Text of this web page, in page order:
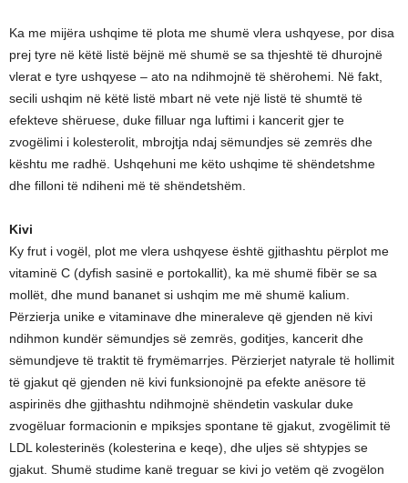
Ka me mijëra ushqime të plota me shumë vlera ushqyese, por disa
prej tyre në këtë listë bëjnë më shumë se sa thjeshtë të dhurojnë
vlerat e tyre ushqyese – ato na ndihmojnë të shërohemi. Në fakt,
secili ushqim në këtë listë mbart në vete një listë të shumtë të
efekteve shëruese, duke filluar nga luftimi i kancerit gjer te
zvogëlimi i kolesterolit, mbrojtja ndaj sëmundjes së zemrës dhe
kështu me radhë. Ushqehuni me këto ushqime të shëndetshme
dhe filloni të ndiheni më të shëndetshëm.
Kivi
Ky frut i vogël, plot me vlera ushqyese është gjithashtu përplot me
vitaminë C (dyfish sasinë e portokallit), ka më shumë fibër se sa
mollët, dhe mund bananet si ushqim me më shumë kalium.
Përzierja unike e vitaminave dhe mineraleve që gjenden në kivi
ndihmon kundër sëmundjes së zemrës, goditjes, kancerit dhe
sëmundjeve të traktit të frymëmarrjes. Përzierjet natyrale të hollimit
të gjakut që gjenden në kivi funksionojnë pa efekte anësore të
aspirinës dhe gjithashtu ndihmojnë shëndetin vaskular duke
zvogëluar formacionin e mpiksjes spontane të gjakut, zvogëlimit të
LDL kolesterinës (kolesterina e keqe), dhe uljes së shtypjes se
gjakut. Shumë studime kanë treguar se kivi jo vetëm që zvogëlon